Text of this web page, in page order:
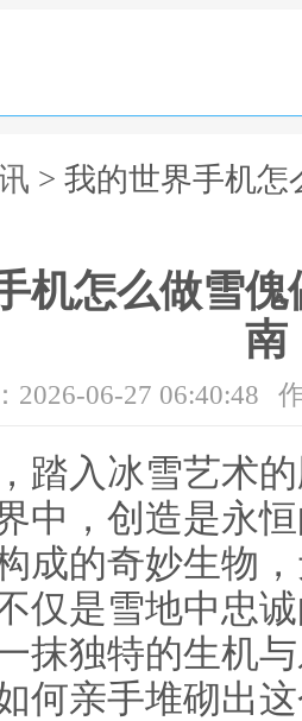
> 我的世界手机
机怎么做雪
南
2026-06-27 06:40:48
踏入冰雪艺术
中，创造是永
成的奇妙生物
仅是雪地中忠
抹独特的生机
何亲手堆砌出